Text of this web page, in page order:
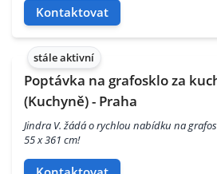
Kontaktovat
stále aktivní
Poptávka na grafosklo za
(Kuchyně) - Praha
Jindra V. žádá o rychlou nabídku na
55 x 361 cm!